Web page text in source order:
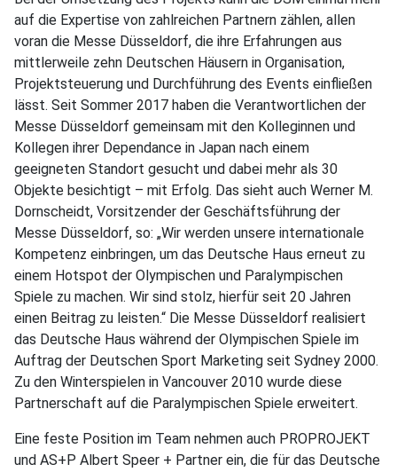
auf die Expertise von zahlreichen Partnern zählen, allen
voran die Messe Düsseldorf, die ihre Erfahrungen aus
mittlerweile zehn Deutschen Häusern in Organisation,
Projektsteuerung und Durchführung des Events einfließen
lässt. Seit Sommer 2017 haben die Verantwortlichen der
Messe Düsseldorf gemeinsam mit den Kolleginnen und
Kollegen ihrer Dependance in Japan nach einem
geeigneten Standort gesucht und dabei mehr als 30
Objekte besichtigt – mit Erfolg. Das sieht auch Werner M.
Dornscheidt, Vorsitzender der Geschäftsführung der
Messe Düsseldorf, so: „Wir werden unsere internationale
Kompetenz einbringen, um das Deutsche Haus erneut zu
einem Hotspot der Olympischen und Paralympischen
Spiele zu machen. Wir sind stolz, hierfür seit 20 Jahren
einen Beitrag zu leisten.“ Die Messe Düsseldorf realisiert
das Deutsche Haus während der Olympischen Spiele im
Auftrag der Deutschen Sport Marketing seit Sydney 2000.
Zu den Winterspielen in Vancouver 2010 wurde diese
Partnerschaft auf die Paralympischen Spiele erweitert.
Eine feste Position im Team nehmen auch PROPROJEKT
und AS+P Albert Speer + Partner ein, die für das Deutsche